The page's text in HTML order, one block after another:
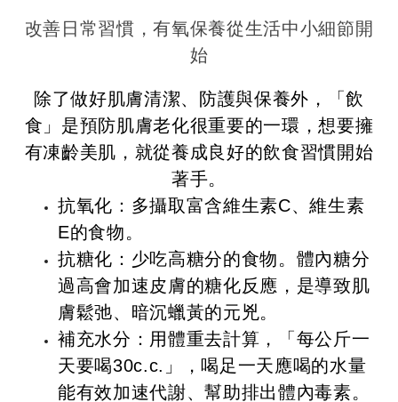
改善日常習慣，有氧保養從生活中小細節開
始
除了做好肌膚清潔、防護與保養外，「飲
食」是預防肌膚老化很重要的一環，想要擁
有凍齡美肌，就從養成良好的飲食習慣開始
著手。
抗氧化：多攝取富含維生素C、維生素
E的食物。
抗糖化：少吃高糖分的食物。體內糖分
過高會加速皮膚的糖化反應，是導致肌
膚鬆弛、暗沉蠟黃的元兇。
補充水分：用體重去計算，「每公斤一
天要喝30c.c.」，喝足一天應喝的水量
能有效加速代謝、幫助排出體內毒素。